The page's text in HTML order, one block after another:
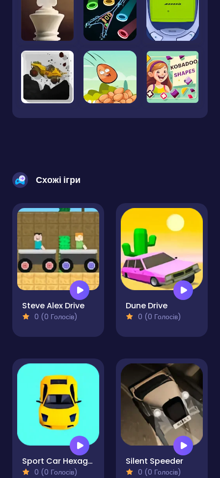
Схожі ігри
Steve Alex Drive
0 (0 Голосів)
Dune Drive
0 (0 Голосів)
Sport Car Hexagon
0 (0 Голосів)
Silent Speeder
0 (0 Голосів)